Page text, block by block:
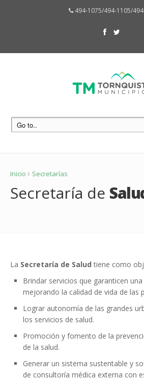
494-1075/494-1105/
Inicio Secretarías
Secretaría de
La Secretaría de Salud tiene como
Brindar servicios que garanticen
mejorando la calidad de vida de las
Lograr autonomía de las grandes
los servicios de salud.
Promoción y fomento de la
de la salud.
Generar un sistema sustentable y
de consultoría médica externa con